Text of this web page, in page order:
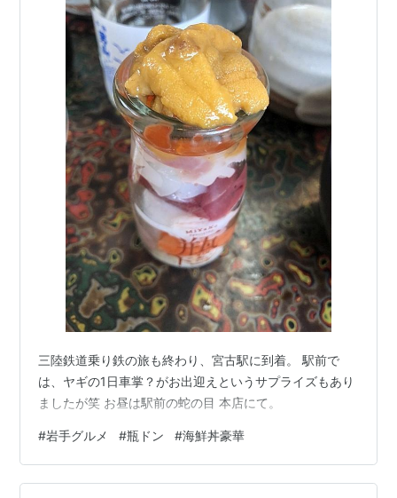
三陸鉄道乗り鉄の旅も終わり、宮古駅に到着。 駅前で
は、ヤギの1日車掌？がお出迎えというサプライズもあり
ましたが笑 お昼は駅前の蛇の目 本店にて。
#岩手グルメ #瓶ドン #海鮮丼豪華